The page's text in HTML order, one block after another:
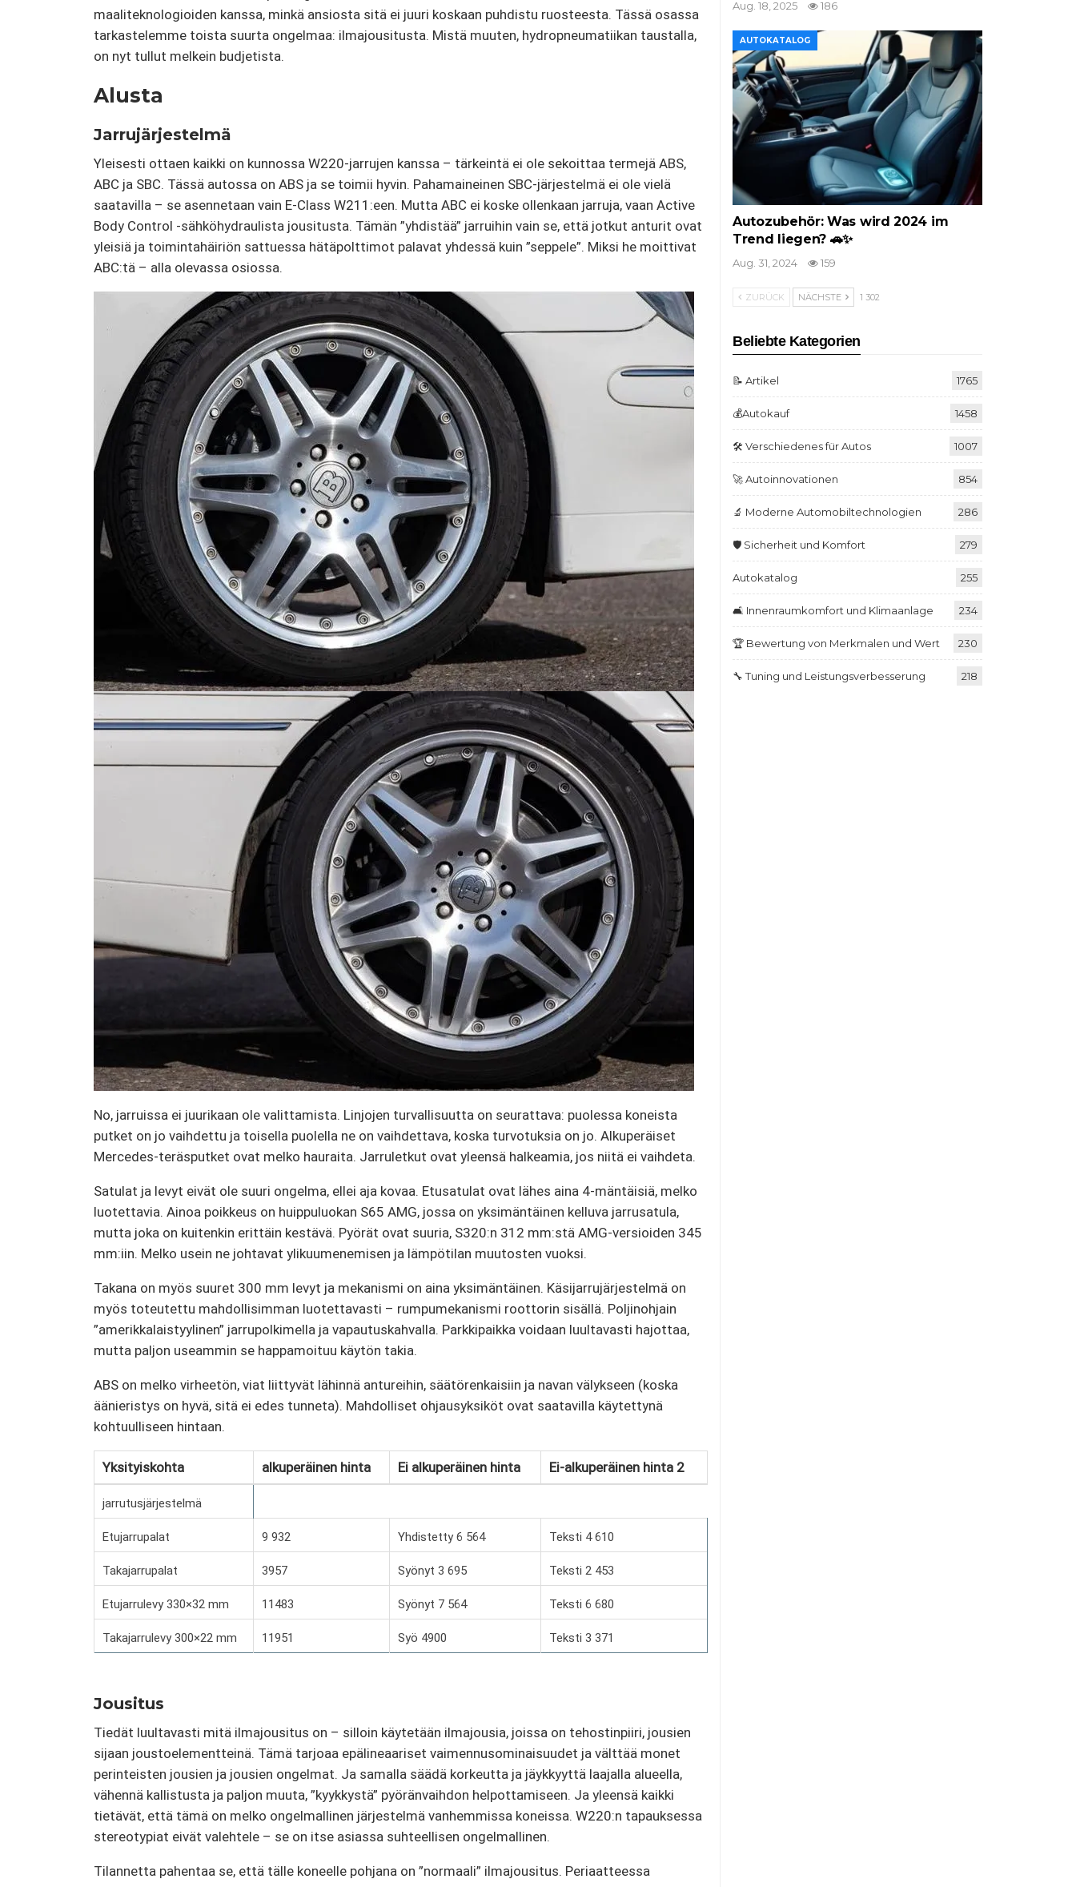
maaliteknologioiden kanssa, minkä ansiosta sitä ei juuri koskaan puhdistu ruosteesta. Tässä osassa
tarkastelemme toista suurta ongelmaa: ilmajousitusta. Mistä muuten, hydropneumatiikan taustalla,
on nyt tullut melkein budjetista.
Alusta
Jarrujärjestelmä
Yleisesti ottaen kaikki on kunnossa W220-jarrujen kanssa – tärkeintä ei ole sekoittaa termejä ABS,
ABC ja SBC. Tässä autossa on ABS ja se toimii hyvin. Pahamaineinen SBC-järjestelmä ei ole vielä
saatavilla – se asennetaan vain E-Class W211:een. Mutta ABC ei koske ollenkaan jarruja, vaan Active
Body Control -sähköhydraulista jousitusta. Tämän ”yhdistää” jarruihin vain se, että jotkut anturit ovat
yleisiä ja toimintahäiriön sattuessa hätäpolttimot palavat yhdessä kuin ”seppele”. Miksi he moittivat
ABC:tä – alla olevassa osiossa.
No, jarruissa ei juurikaan ole valittamista. Linjojen turvallisuutta on seurattava: puolessa koneista
putket on jo vaihdettu ja toisella puolella ne on vaihdettava, koska turvotuksia on jo. Alkuperäiset
Mercedes-teräsputket ovat melko hauraita. Jarruletkut ovat yleensä halkeamia, jos niitä ei vaihdeta.
Satulat ja levyt eivät ole suuri ongelma, ellei aja kovaa. Etusatulat ovat lähes aina 4-mäntäisiä, melko
luotettavia. Ainoa poikkeus on huippuluokan S65 AMG, jossa on yksimäntäinen kelluva jarrusatula,
mutta joka on kuitenkin erittäin kestävä. Pyörät ovat suuria, S320:n 312 mm:stä AMG-versioiden 345
mm:iin. Melko usein ne johtavat ylikuumenemisen ja lämpötilan muutosten vuoksi.
Takana on myös suuret 300 mm levyt ja mekanismi on aina yksimäntäinen. Käsijarrujärjestelmä on
myös toteutettu mahdollisimman luotettavasti – rumpumekanismi roottorin sisällä. Poljinohjain
”amerikkalaistyylinen” jarrupolkimella ja vapautuskahvalla. Parkkipaikka voidaan luultavasti hajottaa,
mutta paljon useammin se happamoituu käytön takia.
ABS on melko virheetön, viat liittyvät lähinnä antureihin, säätörenkaisiin ja navan välykseen (koska
äänieristys on hyvä, sitä ei edes tunneta). Mahdolliset ohjausyksiköt ovat saatavilla käytettynä
kohtuulliseen hintaan.
Yksityiskohta alkuperäinen hinta Ei alkuperäinen hinta Ei-alkuperäinen hinta 2
jarrutusjärjestelmä
Etujarrupalat 9 932 Yhdistetty 6 564 Teksti 4 610
Takajarrupalat 3957 Syönyt 3 695 Teksti 2 453
Etujarrulevy 330×32 mm 11483 Syönyt 7 564 Teksti 6 680
Takajarrulevy 300×22 mm 11951 Syö 4900 Teksti 3 371
Jousitus
Tiedät luultavasti mitä ilmajousitus on – silloin käytetään ilmajousia, joissa on tehostinpiiri, jousien
sijaan joustoelementteinä. Tämä tarjoaa epälineaariset vaimennusominaisuudet ja välttää monet
perinteisten jousien ja jousien ongelmat. Ja samalla säädä korkeutta ja jäykkyyttä laajalla alueella,
vähennä kallistusta ja paljon muuta, ”kyykkystä” pyöränvaihdon helpottamiseen. Ja yleensä kaikki
tietävät, että tämä on melko ongelmallinen järjestelmä vanhemmissa koneissa. W220:n tapauksessa
stereotypiat eivät valehtele – se on itse asiassa suhteellisen ongelmallinen.
Tilannetta pahentaa se, että tälle koneelle pohjana on ”normaali” ilmajousitus. Periaatteessa
Aug. 18, 2025 186
AUTOKATALOG
Autozubehör: Was wird 2024 im
Trend liegen? 🚗✨
Aug. 31, 2024 159
ZURÜCK NÄCHSTE 1 302
Beliebte Kategorien
📝 Artikel 1765
💰Autokauf 1458
🛠️ Verschiedenes für Autos 1007
🚀 Autoinnovationen 854
🔬 Moderne Automobiltechnologien 286
🛡️ Sicherheit und Komfort 279
Autokatalog 255
🛋️ Innenraumkomfort und Klimaanlage 234
🏆 Bewertung von Merkmalen und Wert 230
🔧 Tuning und Leistungsverbesserung 218